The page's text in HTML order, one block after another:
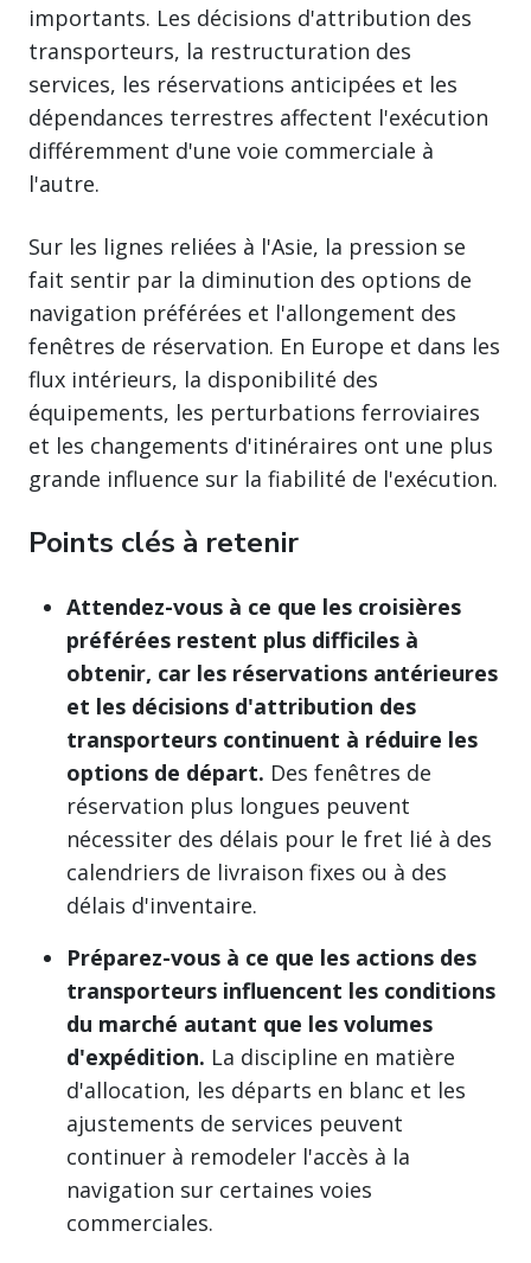
importants. Les décisions d'attribution des
transporteurs, la restructuration des
services, les réservations anticipées et les
dépendances terrestres affectent l'exécution
différemment d'une voie commerciale à
l'autre.
Sur les lignes reliées à l'Asie, la pression se
fait sentir par la diminution des options de
navigation préférées et l'allongement des
fenêtres de réservation. En Europe et dans les
flux intérieurs, la disponibilité des
équipements, les perturbations ferroviaires
et les changements d'itinéraires ont une plus
grande influence sur la fiabilité de l'exécution.
Points clés à retenir
Attendez-vous à ce que les croisières
préférées restent plus difficiles à
obtenir, car les réservations antérieures
et les décisions d'attribution des
transporteurs continuent à réduire les
options de départ. Des fenêtres de
réservation plus longues peuvent
nécessiter des délais pour le fret lié à des
calendriers de livraison fixes ou à des
délais d'inventaire.
Préparez-vous à ce que les actions des
transporteurs influencent les conditions
du marché autant que les volumes
d'expédition. La discipline en matière
d'allocation, les départs en blanc et les
ajustements de services peuvent
continuer à remodeler l'accès à la
navigation sur certaines voies
commerciales.